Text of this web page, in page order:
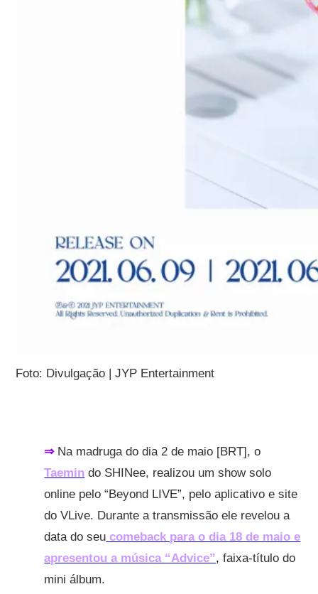
Foto: Divulgação | JYP Entertainment
⇒ Na madruga do dia 2 de maio [BRT], o
Taemin do SHINee, realizou um show solo
online pelo “Beyond LIVE”, pelo aplicativo e site
do VLive. Durante a transmissão ele revelou a
data do seu comeback para o dia 18 de maio e
apresentou a música “Advice”, faixa-título do
mini álbum.